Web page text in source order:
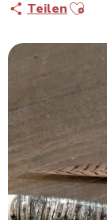
Teilen